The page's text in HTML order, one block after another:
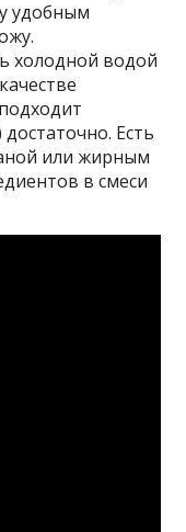
удобным
холодной водой
Есть
или жирным
в смеси